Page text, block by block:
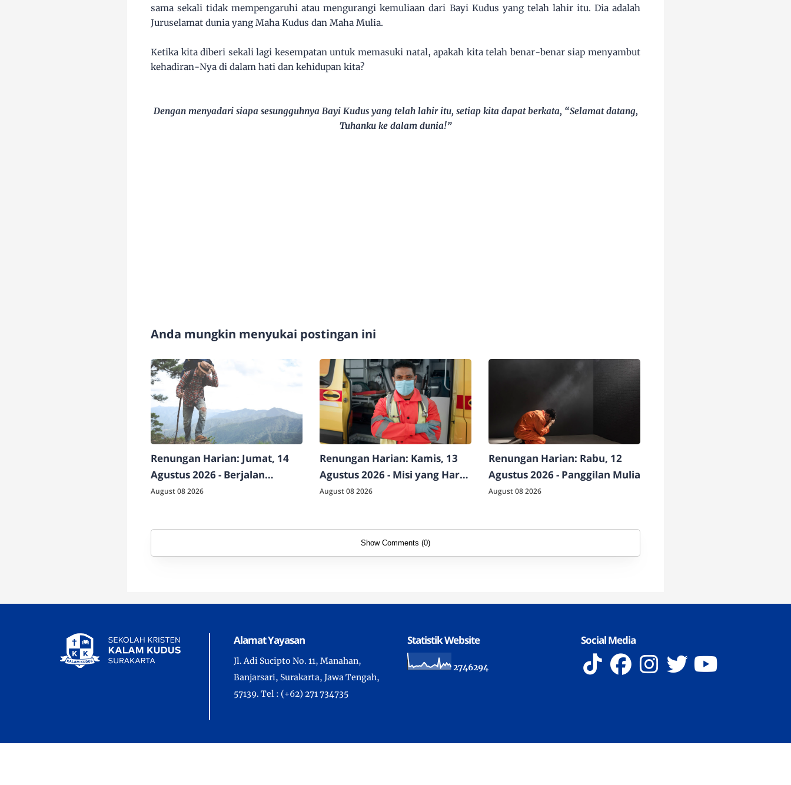
sama sekali tidak mempengaruhi atau mengurangi kemuliaan dari Bayi Kudus yang telah lahir itu. Dia adalah
Juruselamat dunia yang Maha Kudus dan Maha Mulia.
Ketika kita diberi sekali lagi kesempatan untuk memasuki natal, apakah kita telah benar-benar siap menyambut
kehadiran-Nya di dalam hati dan kehidupan kita?
Dengan menyadari siapa sesungguhnya Bayi Kudus yang telah lahir itu, setiap kita dapat berkata, “Selamat datang,
Tuhanku ke dalam dunia!”
Anda mungkin menyukai postingan ini
Renungan Harian: Jumat, 14
Agustus 2026 - Berjalan
bersama Tuhan
August 08 2026
Renungan Harian: Kamis, 13
Agustus 2026 - Misi yang Harus
Dilakukan
August 08 2026
Renungan Harian: Rabu, 12
Agustus 2026 - Panggilan Mulia
August 08 2026
Show Comments (0)
Alamat Yayasan
Jl. Adi Sucipto No. 11, Manahan,
Banjarsari, Surakarta, Jawa Tengah,
57139. Tel : (+62) 271 734735
Statistik Website
2746294
Social Media